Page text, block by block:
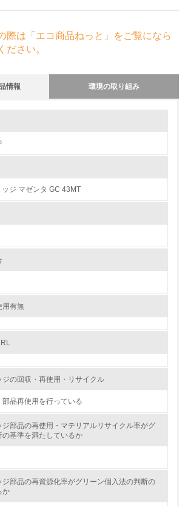
際は「エコ商品ねっと」をご覧になら
ださい。
情報 環境の取り組み
制
5.
6.
ジ マゼンタ GC 43MT
用有無
の回収・再使用・リサイクル
部品再使用を行っている
ジ部品の再使用・マテリアルリサイクル率がグ
の基準を満たしているか
ジ部品の再資源化率がグリーン個入法の判断の
か